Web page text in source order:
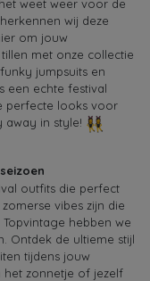
weet weer voor de
wij deze
om jouw
met onze collectie
jumpsuits en
een echte festival
perfecte looks voor
away in style!
outfits die perfect
vibes zijn die
hebben we
Ontdek de ultieme stijl
tijdens jouw
het zonnetje of jezelf